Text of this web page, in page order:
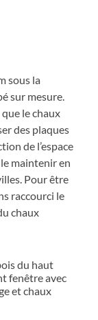
sous la
sur mesure.
le chaux
des plaques
de l’espace
maintenir en
Pour être
raccourci le
chaux